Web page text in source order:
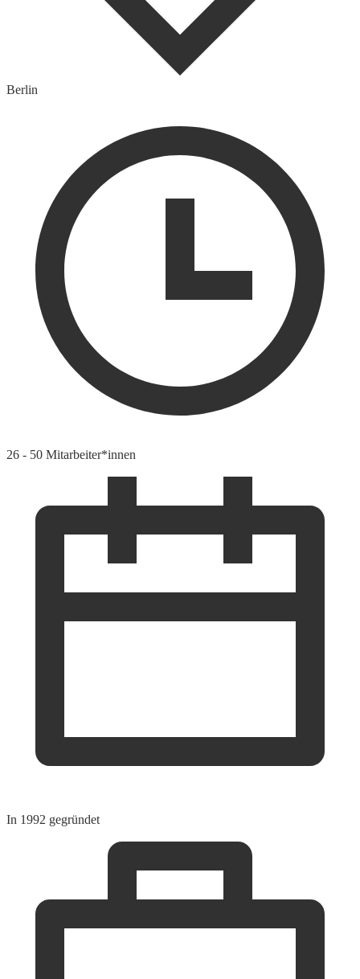
Berlin
26 - 50 Mitarbeiter*innen
In 1992 gegründet